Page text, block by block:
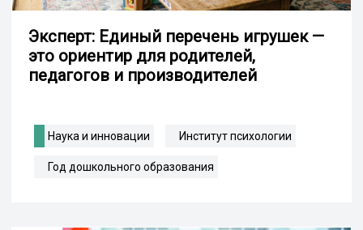
Эксперт: Единый перечень игрушек —
это ориентир для родителей,
педагогов и производителей
Наука и инновации Институт психологии
Год дошкольного образования